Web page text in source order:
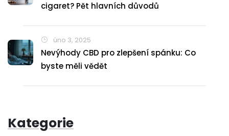
cigaret? Pět hlavních důvodů
úno 3, 2025
Nevýhody CBD pro zlepšení spánku: Co
byste měli vědět
Kategorie